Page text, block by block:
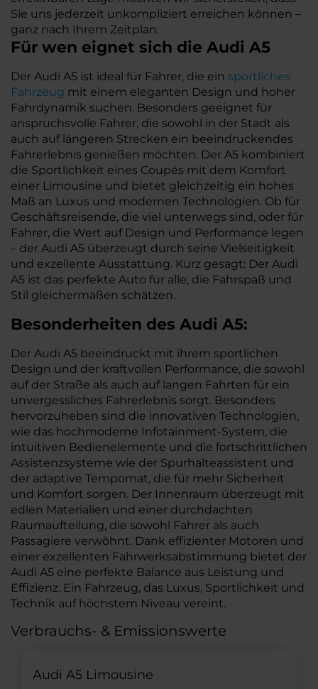
Sie uns jederzeit unkompliziert erreichen können –
ganz nach Ihrem Zeitplan.
Für wen eignet sich die Audi A5
Der Audi A5 ist ideal für Fahrer, die ein sportliches
Fahrzeug mit einem eleganten Design und hoher
Fahrdynamik suchen. Besonders geeignet für
anspruchsvolle Fahrer, die sowohl in der Stadt als
auch auf längeren Strecken ein beeindruckendes
Fahrerlebnis genießen möchten. Der A5 kombiniert
die Sportlichkeit eines Coupés mit dem Komfort
einer Limousine und bietet gleichzeitig ein hohes
Maß an Luxus und modernen Technologien. Ob für
Geschäftsreisende, die viel unterwegs sind, oder für
Fahrer, die Wert auf Design und Performance legen
– der Audi A5 überzeugt durch seine Vielseitigkeit
und exzellente Ausstattung. Kurz gesagt: Der Audi
A5 ist das perfekte Auto für alle, die Fahrspaß und
Stil gleichermaßen schätzen.
Besonderheiten des Audi A5:
Der Audi A5 beeindruckt mit ihrem sportlichen
Design und der kraftvollen Performance, die sowohl
auf der Straße als auch auf langen Fahrten für ein
unvergessliches Fahrerlebnis sorgt. Besonders
hervorzuheben sind die innovativen Technologien,
wie das hochmoderne Infotainment-System, die
intuitiven Bedienelemente und die fortschrittlichen
Assistenzsysteme wie der Spurhalteassistent und
der adaptive Tempomat, die für mehr Sicherheit
und Komfort sorgen. Der Innenraum überzeugt mit
edlen Materialien und einer durchdachten
Raumaufteilung, die sowohl Fahrer als auch
Passagiere verwöhnt. Dank effizienter Motoren und
einer exzellenten Fahrwerksabstimmung bietet der
Audi A5 eine perfekte Balance aus Leistung und
Effizienz. Ein Fahrzeug, das Luxus, Sportlichkeit und
Technik auf höchstem Niveau vereint.
Verbrauchs- & Emissionswerte
Audi A5 Limousine